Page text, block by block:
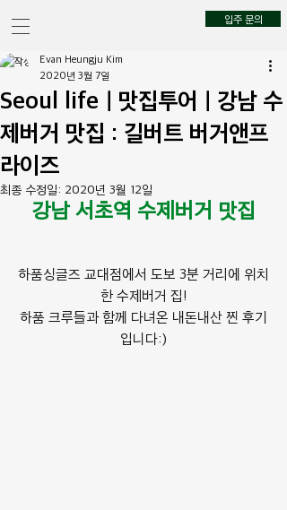
입주 문의
Seoul lifeㅣ맛집투어ㅣ강남 수
제버거 맛집 : 길버트 버거앤프
라이즈
Evan Heungju Kim
2020년 3월 7일
최종 수정일: 2020년 3월 12일
강남 서초역 수제버거 맛집
하품싱글즈 교대점에서 도보 3분 거리에 위치
한 수제버거 집!
하품 크루들과 함께 다녀온 내돈내산 찐 후기
입니다:)